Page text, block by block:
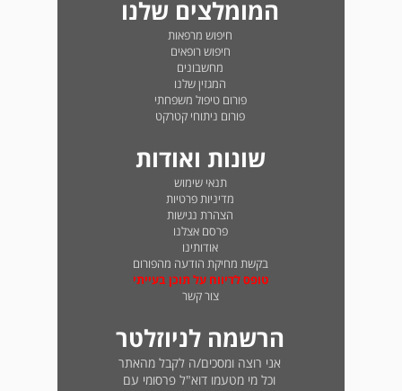
המומלצים שלנו
חיפוש מרפאות
חיפוש רופאים
מחשבונים
המגזין שלנו
פורום טיפול משפחתי
פורום ניתוחי קטרקט
שונות ואודות
תנאי שימוש
מדיניות פרטיות
הצהרת נגישות
פרסם אצלנו
אודותינו
בקשת מחיקת הודעה מהפורום
טופס לדיווח על תוכן בעייתי
צור קשר
הרשמה לניוזלטר
אני רוצה ומסכים/ה לקבל מהאתר
וכל מי מטעמו דוא"ל פרסומי עם